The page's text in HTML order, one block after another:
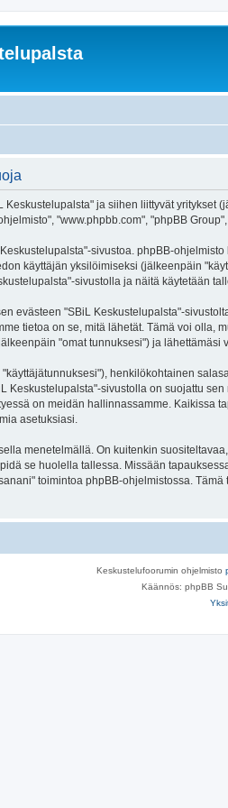
ja siihen liittyvät
"www.phpbb.com", "phpBB
sivustoa. phpBB-
käyttäjän yksilöimiseksi (jälkeenpäin
sivustolla ja näitä käytetään
evästeen "SBiL Keskustelupalsta"-
tietoa on se, mitä lähetät. Tämä voi
"omat tunnuksesi") ja
henkilökohtainen
Keskustelupalsta"-sivustolla on suojattu
on meidän hallinnassamme. Kaikissa
asetuksiasi.
menetelmällä. On kuitenkin
se huolella tallessa. Missään
toimintoa phpBB-ohjelmistossa.
Keskustelufoorumin ohjelmisto
Käännös: phpBB